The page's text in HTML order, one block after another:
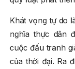
Khát vọng tự do
nghĩa thực dân
cuộc đấu tranh
của thời đại. Ra